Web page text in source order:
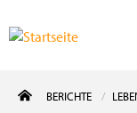
zum
BERICHTE